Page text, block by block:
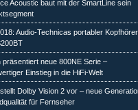
Acoustic baut mit der SmartLine sein
Audio-Technicas portabler Kopfhörer
präsentiert neue 800NE Serie –
Einstieg in die HiFi-Welt
Dolby Vision 2 vor – neue
für Fernseher